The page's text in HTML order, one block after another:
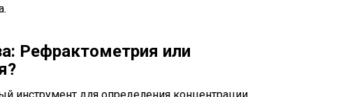
Рефрактометрия или